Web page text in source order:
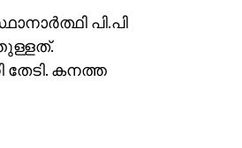
പി.പി
കനത്ത